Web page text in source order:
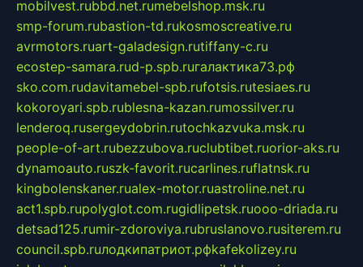
mobilvest.rubbd.net.rumebelshop.msk.ru
smp-forum.rubastion-td.rukosmoscreative.ru
avrmotors.ruart-galadesign.rutiffany-c.ru
ecostep-samara.rud-p.spb.ruгалактика73.рф
sko.com.rudavitamebel-spb.rufotsis.rutesiaes.ru
kokoroyari.spb.rublesna-kazan.rumossilver.ru
lenderoq.rusergeydobrin.rutochkazvuka.msk.ru
people-of-art.rubezzubova.ruclubtibet.ruorior-aks.ru
dynamoauto.ruszk-favorit.rucarlines.ruflatnsk.ru
kingbolenskaner.rualex-motor.ruastroline.net.ru
act1.spb.rupolyglot.com.rugidlipetsk.ruooo-driada.ru
detsad125.rumir-zdoroviya.rubruslanovo.rusiterem.ru
council.spb.ruлодкипатриот.рфkafekolizey.ru